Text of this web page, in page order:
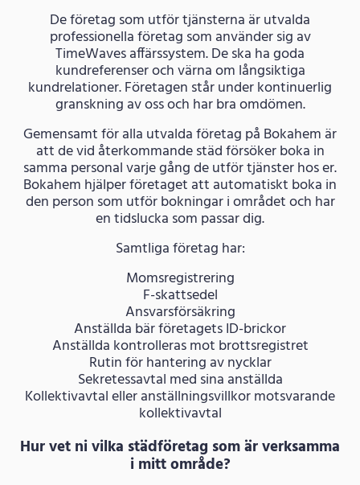
De företag som utför tjänsterna är utvalda
professionella företag som använder sig av
TimeWaves affärssystem. De ska ha goda
kundreferenser och värna om långsiktiga
kundrelationer. Företagen står under kontinuerlig
granskning av oss och har bra omdömen.
Gemensamt för alla utvalda företag på Bokahem är
att de vid återkommande städ försöker boka in
samma personal varje gång de utför tjänster hos er.
Bokahem hjälper företaget att automatiskt boka in
den person som utför bokningar i området och har
en tidslucka som passar dig.
Samtliga företag har:
Momsregistrering
F-skattsedel
Ansvarsförsäkring
Anställda bär företagets ID-brickor
Anställda kontrolleras mot brottsregistret
Rutin för hantering av nycklar
Sekretessavtal med sina anställda
Kollektivavtal eller anställningsvillkor motsvarande
kollektivavtal
Hur vet ni vilka städföretag som är verksamma
i mitt område?